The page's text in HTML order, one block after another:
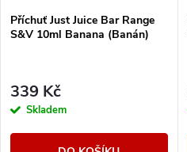
Příchuť Just Juice Bar Range
S&V 10ml Banana (Banán)
339 Kč
Skladem